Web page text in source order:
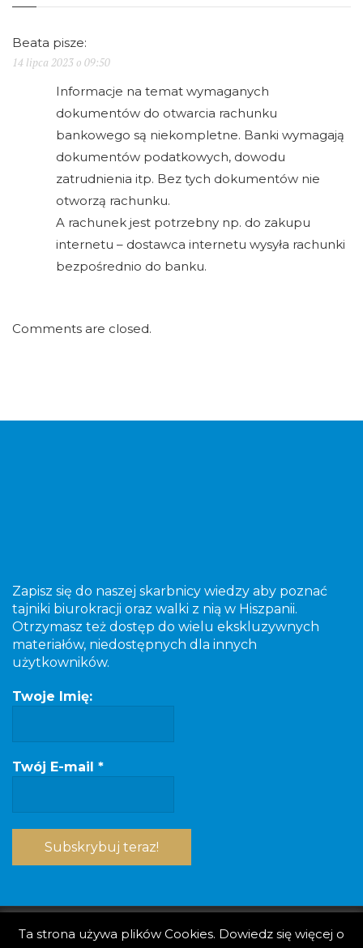
Beata pisze:
14 lipca 2023 o 09:50
Informacje na temat wymaganych
dokumentów do otwarcia rachunku
bankowego są niekompletne. Banki wymagają
dokumentów podatkowych, dowodu
zatrudnienia itp. Bez tych dokumentów nie
otworzą rachunku.
A rachunek jest potrzebny np. do zakupu
internetu – dostawca internetu wysyła rachunki
bezpośrednio do banku.
Comments are closed.
Zapisz się do naszej skarbnicy wiedzy aby poznać
tajniki biurokracji oraz walki z nią w Hiszpanii.
Otrzymasz też dostęp do wielu ekskluzywnych
materiałów, niedostępnych dla innych
użytkowników.
Twoje Imię:
Twój E-mail *
Ta strona używa plików Cookies. Dowiedz się więcej o